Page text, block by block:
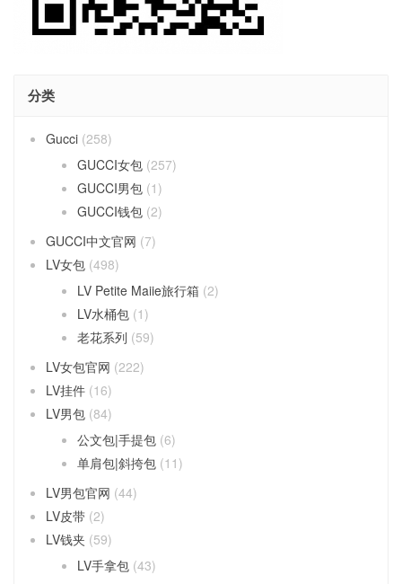
分类
Gucci (258)
GUCCI女包 (257)
GUCCI男包 (1)
GUCCI钱包 (2)
GUCCI中文官网 (7)
LV女包 (498)
LV Petite Maiie旅行箱 (2)
LV水桶包 (1)
老花系列 (59)
LV女包官网 (222)
LV挂件 (16)
LV男包 (84)
公文包|手提包 (6)
单肩包|斜挎包 (11)
LV男包官网 (44)
LV皮带 (2)
LV钱夹 (59)
LV手拿包 (43)